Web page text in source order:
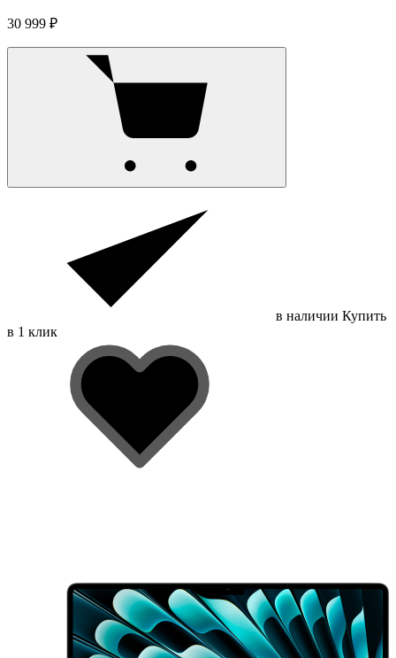
30 999 ₽
в наличии Купить
в 1 клик